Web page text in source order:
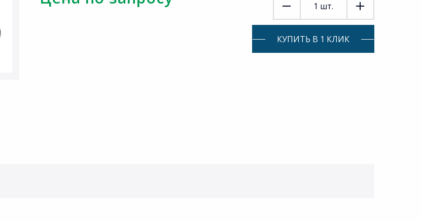
1 шт.
КУПИТЬ В 1 КЛИК